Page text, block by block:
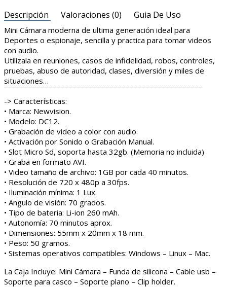
Descripción Valoraciones (0) Guia De Uso
Mini Cámara moderna de ultima generación ideal para
Deportes o espionaje, sencilla y practica para tomar videos
con audio.
Utilízala en reuniones, casos de infidelidad, robos, controles,
pruebas, abuso de autoridad, clases, diversión y miles de
situaciones…
¯¯¯¯¯¯¯¯¯¯¯¯¯¯¯¯¯¯¯¯¯¯¯¯¯¯¯¯¯¯¯¯¯¯¯¯¯¯¯¯¯¯¯¯¯¯¯¯¯
-> Características:
• Marca: Newvision.
• Modelo: DC12.
• Grabación de video a color con audio.
• Activación por Sonido o Grabación Manual.
• Slot Micro Sd, soporta hasta 32gb. (Memoria no incluida)
• Graba en formato AVI.
• Video tamaño de archivo: 1GB por cada 40 minutos.
• Resolución de 720 x 480p a 30fps.
• Iluminación mínima: 1 Lux.
• Angulo de visión: 70 grados.
• Tipo de bateria: Li-ion 260 mAh.
• Autonomía: 70 minutos aprox.
• Dimensiones: 55mm x 20mm x 18 mm.
• Peso: 50 gramos.
• Sistemas operativos compatibles: Windows – Linux – Mac.
La Caja Incluye: Mini Cámara – Funda de silicona – Cable usb –
Soporte para casco – Soporte plano – Clip holder.